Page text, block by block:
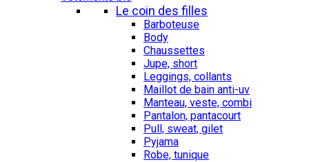
Le coin des filles
Barboteuse
Body
Chaussettes
Jupe, short
Leggings, collants
Maillot de bain anti-uv
Manteau, veste, combi
Pantalon, pantacourt
Pull, sweat, gilet
Pyjama
Robe, tunique